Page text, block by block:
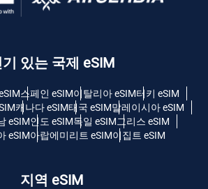
기 있는 국제 eSIM
스페인 eSIM이탈리아 eSIM터키 eSIM
캐나다 eSIM태국 eSIM말레이시아 eSIM
eSIM인도 eSIM독일 eSIM그리스 eSIM
eSIM아랍에미리트 eSIM이집트 eSIM
지역 eSIM